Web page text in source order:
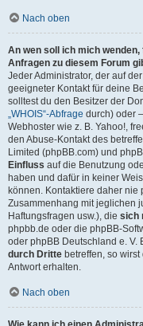
Nach oben
An wen soll ich mich
Anfragen zu diesem Forum
Jeder Administrator, der auf
geeigneter Kontakt für deine
solltest du den Besitzer der
„WHOIS“-Abfrage durch) oder
Webhoster wie z. B. Yahoo!,
den Abuse-Kontakt des
Limited (phpBB.com) und
Einfluss auf die Benutzung
haben und dafür in keiner
können. Kontaktiere daher nie
Zusammenhang mit jeglichen
Haftungsfragen usw.), die sich
phpbb.de oder die phpBB-
oder phpBB Deutschland e. V.
durch Dritte betreffen, so
Antwort erhalten.
Nach oben